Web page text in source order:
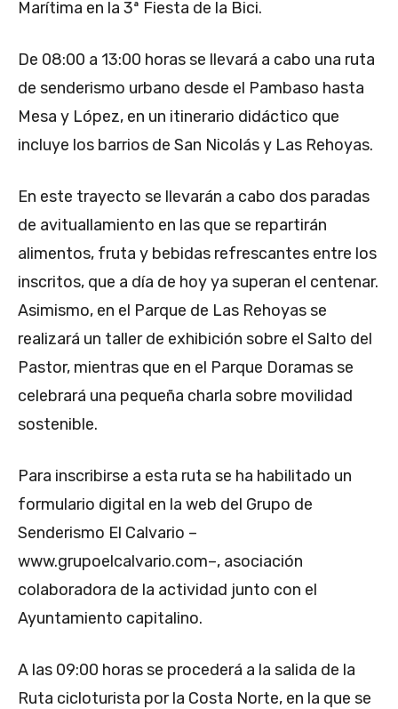
Marítima en la 3ª Fiesta de la Bici.
De 08:00 a 13:00 horas se llevará a cabo una ruta
de senderismo urbano desde el Pambaso hasta
Mesa y López, en un itinerario didáctico que
incluye los barrios de San Nicolás y Las Rehoyas.
En este trayecto se llevarán a cabo dos paradas
de avituallamiento en las que se repartirán
alimentos, fruta y bebidas refrescantes entre los
inscritos, que a día de hoy ya superan el centenar.
Asimismo, en el Parque de Las Rehoyas se
realizará un taller de exhibición sobre el Salto del
Pastor, mientras que en el Parque Doramas se
celebrará una pequeña charla sobre movilidad
sostenible.
Para inscribirse a esta ruta se ha habilitado un
formulario digital en la web del Grupo de
Senderismo El Calvario –
www.grupoelcalvario.com–, asociación
colaboradora de la actividad junto con el
Ayuntamiento capitalino.
A las 09:00 horas se procederá a la salida de la
Ruta cicloturista por la Costa Norte, en la que se